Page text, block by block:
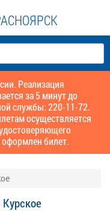
Реализация
за 5 минут до
службы: 220-11-72.
осуществляется
билет.
Курское